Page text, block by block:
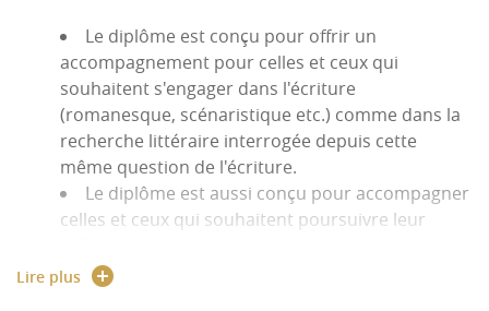
Le diplôme est conçu pour offrir un
accompagnement pour celles et ceux qui
souhaitent s'engager dans l'écriture
(romanesque, scénaristique etc.) comme dans la
recherche littéraire interrogée depuis cette
même question de l'écriture.
Le diplôme est aussi conçu pour accompagner
celles et ceux qui souhaitent poursuivre leur
modalité d'une thèse de recherche littéraire ou
Lire plus